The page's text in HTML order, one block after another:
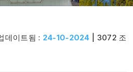
데이트됨 : 24-10-2024 | 3072 조